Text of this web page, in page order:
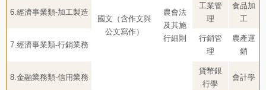
國文（含作文與
公文寫作）
農會法
及其施
行細則
6.經濟事業類-加工製造
工業管
理
食品加
工
7.經濟事業類-行銷業務
行銷管
理
農產運
銷
8.金融業務類-信用業務
貨幣銀
行學
會計學